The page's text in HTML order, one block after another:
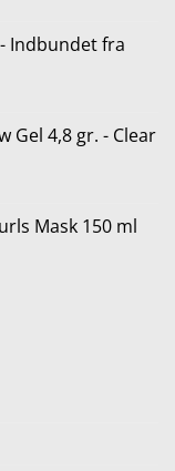
Indbundet fra
Gel 4,8 gr. - Clear
Mask 150 ml